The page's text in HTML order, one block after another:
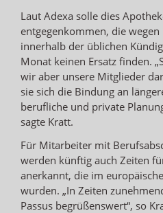
Laut Adexa solle dies
entgegenkommen, die
innerhalb der üblichen
Monat keinen Ersatz finden.
wir aber unsere Mitglieder
sie sich die Bindung an
berufliche und private
sagte Kratt.
Für Mitarbeiter mit
werden künftig auch Zeiten
anerkannt, die im
wurden. „In Zeiten
Passus begrüßenswert“, so